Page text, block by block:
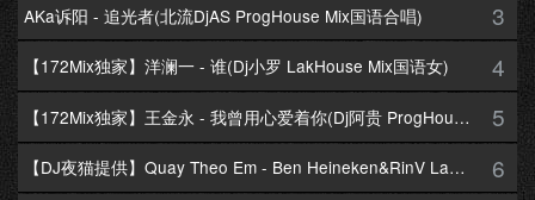
AKa诉阳 - 追光者(北流DjAS ProgHouse Mix国语合唱) 3
【172Mix独家】洋澜一 - 谁(Dj小罗 LakHouse Mix国语女) 4
【172Mix独家】王金永 - 我曾用心爱着你(Dj阿贵 ProgHouse Mix国语男) 5
【DJ夜猫提供】Quay Theo Em - Ben Heineken&RinV LakHouse Mix 6